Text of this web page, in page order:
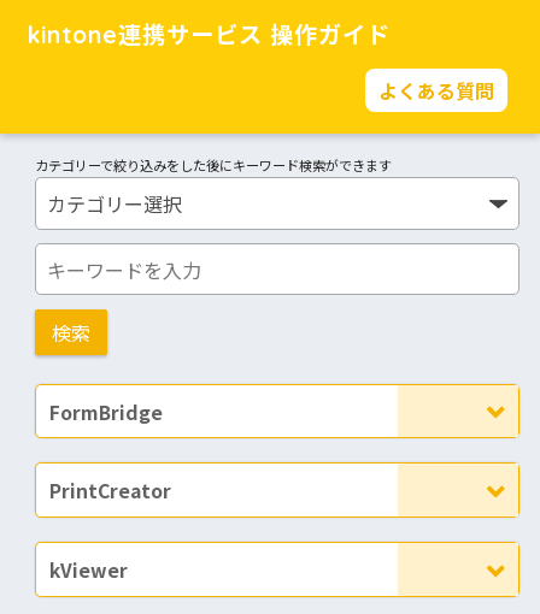
kintone連携サービス 操作ガイド
よくある質問
カテゴリーで絞り込みをした後にキーワード検索ができます
FormBridge
PrintCreator
kViewer